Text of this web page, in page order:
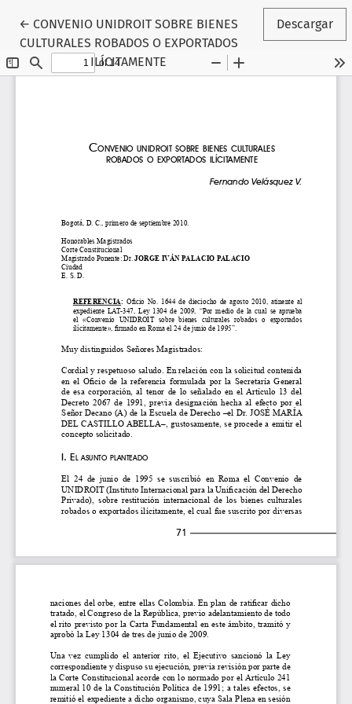
← Volver a los detalles del artículo
CONVENIO UNIDROIT SOBRE BIENES
CULTURALES ROBADOS O EXPORTADOS
ILÍCITAMENTE
Descargar